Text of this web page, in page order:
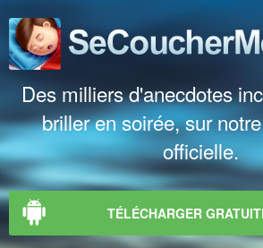
Des milliers d'anecdotes
briller en soirée, sur
officielle.
TÉLÉCHARGER